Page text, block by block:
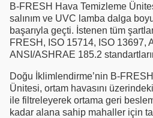
B-FRESH Hava Temizleme
salınım ve UVC lamba dalga
başarıyla geçti. İstenen tüm
FRESH, ISO 15714, ISO 13697,
ANSI/ASHRAE 185.2
Doğu İklimlendirme’nin B-
Ünitesi, ortam havasını
ile filtreleyerek ortama geri
kadar alana sahip mahaller için